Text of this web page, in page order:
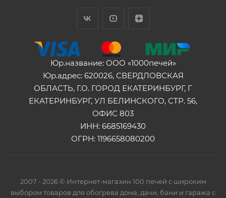
Юр.название: ООО «1000печей»
Юр.адрес: 620026, СВЕРДЛОВСКАЯ
ОБЛАСТЬ, Г.О. ГОРОД ЕКАТЕРИНБУРГ, Г
ЕКАТЕРИНБУРГ, УЛ БЕЛИНСКОГО, СТР. 56,
ОФИС 803
ИНН: 6685169430
ОГРН: 1196658080200
2007 - 2026 © Интернет-магазин 100 печей с широким
выбором товаров для обогрева дома, дачи, бани и гаража с